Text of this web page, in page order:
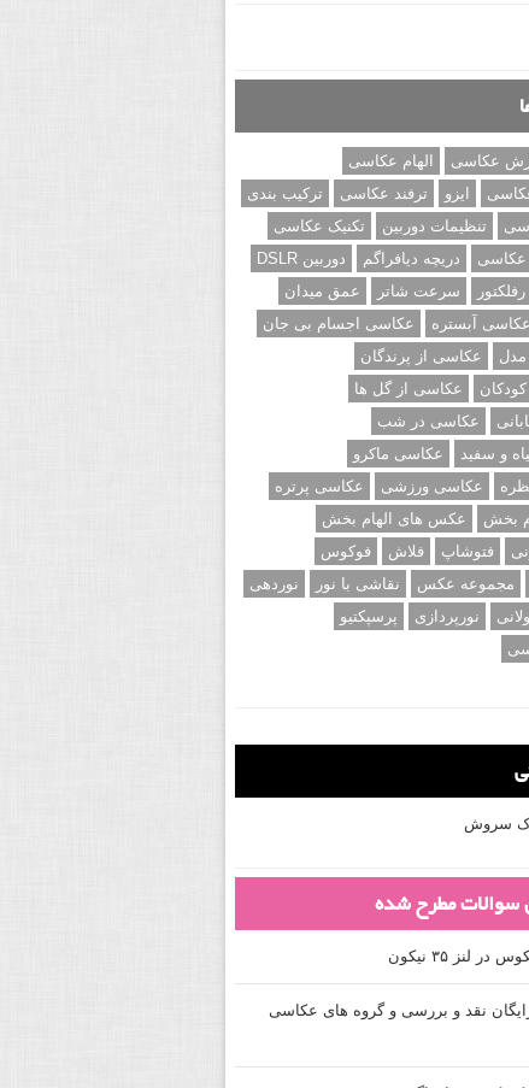
عکاسی
الهام عکاسی
ایزو ترفند عکاسی
ترکیب بندی
تنظیمات دوربین
تکنیک عکاسی
عکاسی
دریچه دیافراگم
دوربین DSLR
رفلکتور سرعت شاتر
عمق میدان
عکاسی آبستره
عکاسی اجسام بی جان
عکاسی از پرندگان
عکاسی از گل ها
عکاسی در شب
و سفید
عکاسی ماکرو
عکاسی ورزشی
عکاسی پرتره
بخش
عکس های الهام بخش
فتوشاپ فلاش
فوکوس
مجموعه عکس نقاشی با نور
نوردهی
نورپردازی
پرسپکتیو
سروش
سوالات مطرح شده
لنز ۳۵ نیکون
نقد و بررسی و گروه های عکاسی